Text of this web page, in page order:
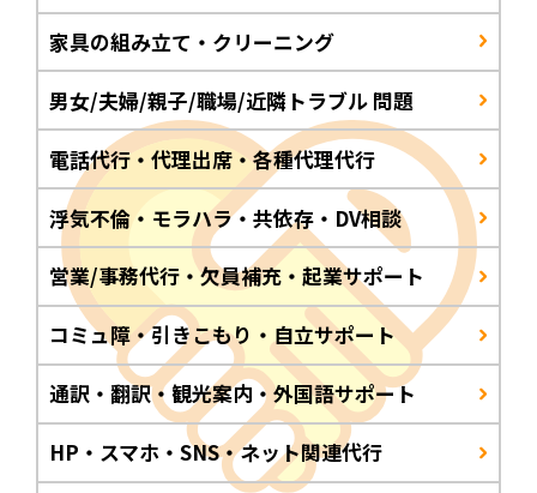
家具の組み立て・クリーニング
男女/夫婦/親子/職場/近隣トラブル 問題
電話代行・代理出席・各種代理代行
浮気不倫・モラハラ・共依存・DV相談
営業/事務代行・欠員補充・起業サポート
コミュ障・引きこもり・自立サポート
通訳・翻訳・観光案内・外国語サポート
HP・スマホ・SNS・ネット関連代行